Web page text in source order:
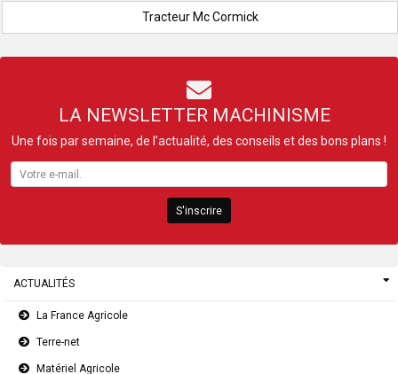
Tracteur Mc Cormick
LA NEWSLETTER MACHINISME
Une fois par semaine, de l’actualité, des conseils et des bons plans !
S'inscrire
ACTUALITÉS
La France Agricole
Terre-net
Matériel Agricole